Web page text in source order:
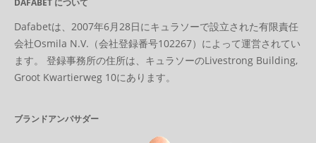
Dafabetは、2007年6月28日にキュラソーで設立された有限責任
会社Osmila N.V.（会社登録番号102267）によって運営されてい
ます。 登録事務所の住所は、キュラソーのLivestrong Building,
Groot Kwartierweg 10にあります。
ブランドアンバサダー